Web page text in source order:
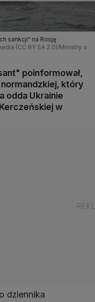
sankcji" na Rosję
(CC BY SA 2.0)/Ministry of
poinformował,
który
odda Ukrainie
w
dziennika